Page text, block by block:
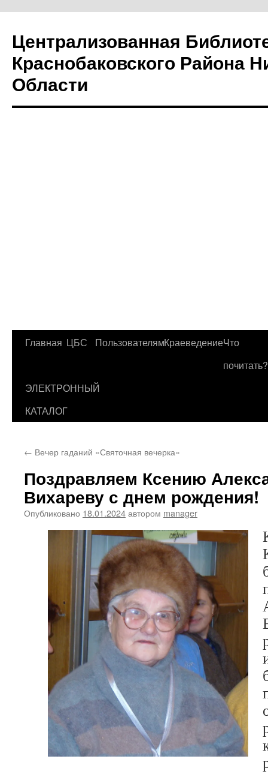
Централизованная
Краснобаковского Района
Области
Перейти
содержимому
Главная ЦБС ПользователямКраеведениеЧто
почитать?
ЭЛЕКТРОННЫЙ
КАТАЛОГ
← Вечер гаданий «Святочная вечерка»
Поздравляем Ксению
Вихареву с днем рождения!
Опубликовано 18.01.2024автором manager